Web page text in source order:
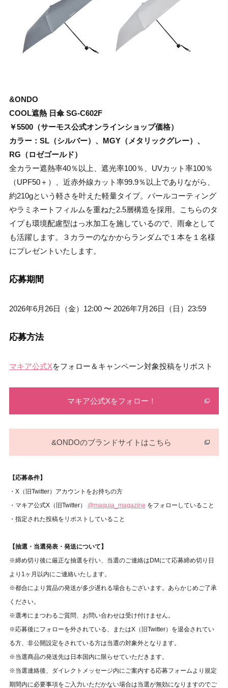
&ONDO
COOL遮熱 日傘 SG-C602F
￥5500（サーモス公式オンラインショップ価格）
カラー：SL（シルバー）、MGY（メタリックグレー）、
RG（ロゼゴールド）
全カラー遮熱率40％以上、遮光率100％、UVカット率100％
（UPF50＋）、近赤外線カット率99.9％以上でありながら、
約210gという軽さを叶えた軽量タイプ。パールコーティング
やラミネートフィルムを重ねた2.5層構造を採用。こちらのタ
イプも環境配慮型はっ水加工を施しているので、雨傘として
も活躍します。３カラーのなかからランダムで１本を１名様
にプレゼントいたします。
応募期間
2026年6月26日（金）12:00 〜 2026年7月26日（日）23:59
応募方法
マキア公式Xをフォロー＆キャンペーン対象投稿をリポスト
マキア公式Xをフォロー！
&ONDOのブランドサイトはこちら
【応募条件】
・X（旧Twitter）アカウントをお持ちの方
・マキア公式X（旧Twitter） @maquia_magazine をフォローしていること
・指定された投稿をリポストしていること
【抽選・当選発表・発送について】
※締め切り後に厳正な抽選を行い、当選のご連絡はDMにて応募締め切り日
より1ヶ月以内にご連絡いたします。
※都合により賞品の発送が多少遅れる場合もございます。あらかじめご了承
ください。
※選考にまつわるご質問、お問い合わせは受け付けません。⁠
※応募後にフォローを外されている、またはX（旧Twitter）を退会されてい
る方、非公開設定をされている方は当選の対象外となります。
※当選商品の発送先は日本国内に限らせていただきます。
※当選連絡後、ダイレクトメッセージ内にご案内する応募フォームより規定
期間内に必要事項をご入力いただかない場合は当選が無効になりますのでご